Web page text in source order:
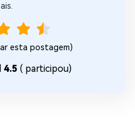
esta postagem)
4.5 ( participou)